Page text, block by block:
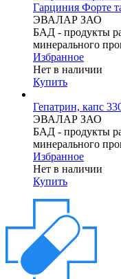
Гарциния Форте
ЭВАЛАР ЗАО
БАД - продукты
минерального
Избранное
Нет в наличии
Купить
Гепатрин, капс
ЭВАЛАР ЗАО
БАД - продукты
минерального
Избранное
Нет в наличии
Купить